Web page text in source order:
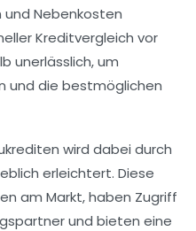
Nebenkosten
Kreditvergleich vor
unerlässlich, um
und die bestmöglichen
wird dabei durch
erleichtert. Diese
am Markt, haben Zugriff
und bieten eine